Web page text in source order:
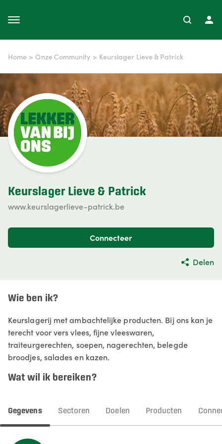
Home > Onze Community > Keurslager Lieve & Patrick
Keurslager Lieve & Patrick
www.keurslagerlieve-patrick.be
Connecteer
Delen
Wie ben ik?
Keurslagerij met ambachtelijke producten. Bij ons kan je
terecht voor vers vlees, fijne vleeswaren,
traiteurgerechten, soepen, nagerechten, belegde
broodjes, salades en kazen.
Wat wil ik bereiken?
Gegevens Sectoren Doelen Producten